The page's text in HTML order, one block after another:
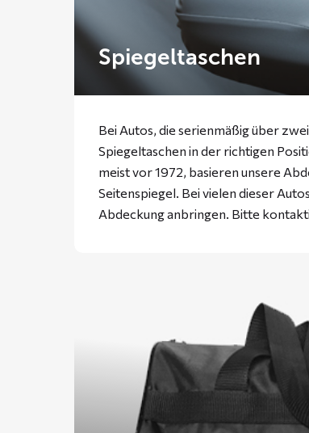
Spiegeltaschen
Bei Autos, die serienmäßig über
Spiegeltaschen in der richtigen
meist vor 1972, basieren unsere
Seitenspiegel. Bei vielen dieser
Abdeckung anbringen. Bitte